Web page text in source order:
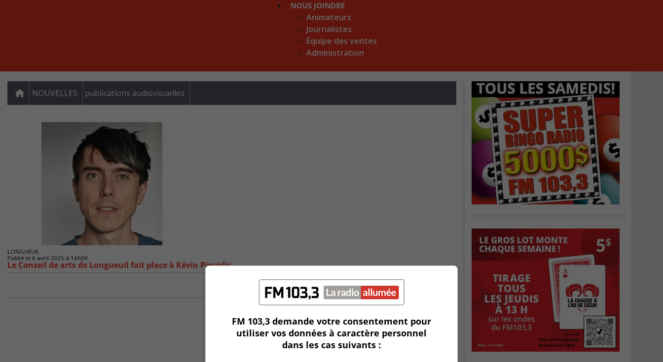
NOUS JOINDRE
Animateurs
Journalistes
Équipe des ventes
Administration
NOUVELLES publications audiovisuelles
LONGUEUIL
Publié le 6 avril 2025 à 16h00
Le Conseil de arts de Longueuil fait place à Kévin Pinvidic
FM 103,3 demande votre consentement pour
utiliser vos données à caractère personnel
dans les cas suivants :